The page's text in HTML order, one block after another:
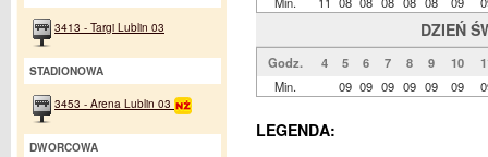
DZIEŃ
Godz. 4 5 6 7 8 9 10
Min.
09 09 09 09 09 09
LEGENDA:
3413 - Targi Lublin 03
STADIONOWA
3453 - Arena Lublin 03
DWORCOWA